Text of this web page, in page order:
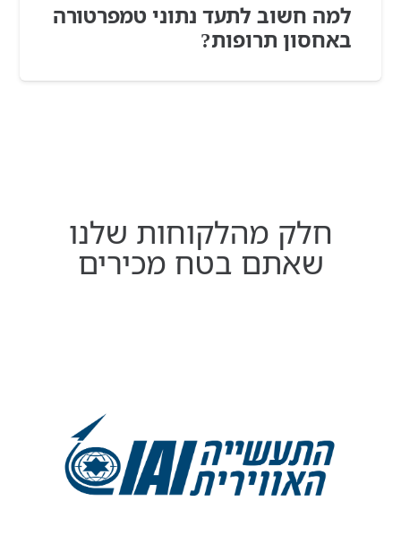
למה חשוב לתעד נתוני טמפרטורה
באחסון תרופות?
חלק מהלקוחות שלנו
שאתם בטח מכירים